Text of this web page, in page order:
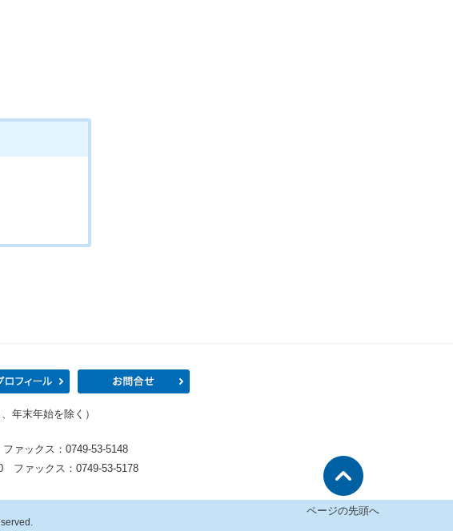
市のプロフィール
年末年始を除く）
ァックス：0749-53-5148
ファックス：0749-53-5178
ページの先頭へ